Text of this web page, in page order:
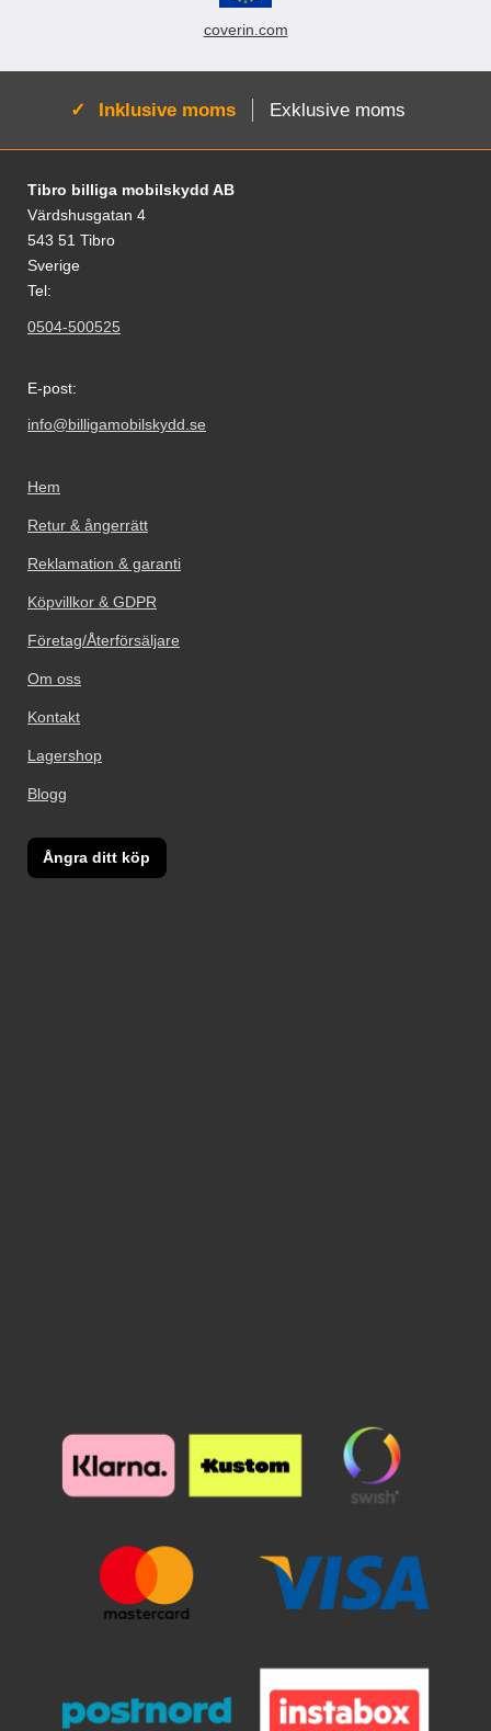
coverin.com
Aktiv:
Inklusive moms Exklusive moms
Sidfot Blandad info och länkar
Tibro billiga mobilskydd AB
Värdshusgatan 4
543 51 Tibro
Sverige
Tel:
0504-500525
E-post:
info@billigamobilskydd.se
Hem
Retur & ångerrätt
Reklamation & garanti
Köpvillkor & GDPR
Företag/Återförsäljare
Om oss
Kontakt
Lagershop
Blogg
Ångra ditt köp